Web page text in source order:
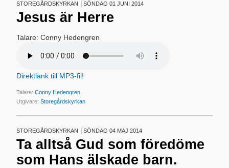
STOREGÅRDSKYRKAN SÖNDAG 01 JUNI 2014
Jesus är Herre
Talare: Conny Hedengren
Direktlänk till MP3-fil!
Talare:Conny Hedengren
Utgivare:Storegårdskyrkan
STOREGÅRDSKYRKAN SÖNDAG 04 MAJ 2014
Ta alltså Gud som föredöme
som Hans älskade barn.